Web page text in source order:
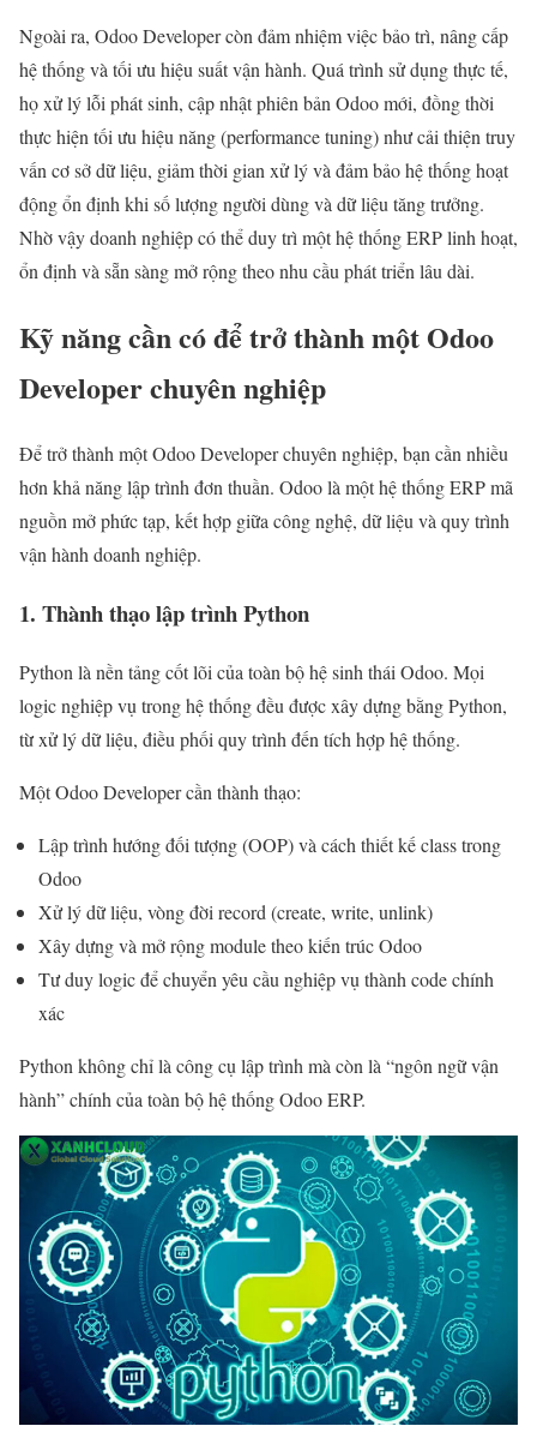
Ngoài ra, Odoo Developer còn đảm nhiệm việc bảo trì, nâng cấp
hệ thống và tối ưu hiệu suất vận hành. Quá trình sử dụng thực tế,
họ xử lý lỗi phát sinh, cập nhật phiên bản Odoo mới, đồng thời
thực hiện tối ưu hiệu năng (performance tuning) như cải thiện truy
vấn cơ sở dữ liệu, giảm thời gian xử lý và đảm bảo hệ thống hoạt
động ổn định khi số lượng người dùng và dữ liệu tăng trưởng.
Nhờ vậy doanh nghiệp có thể duy trì một hệ thống ERP linh hoạt,
ổn định và sẵn sàng mở rộng theo nhu cầu phát triển lâu dài.
Kỹ năng cần có để trở thành một Odoo
Developer chuyên nghiệp
Để trở thành một Odoo Developer chuyên nghiệp, bạn cần nhiều
hơn khả năng lập trình đơn thuần. Odoo là một hệ thống ERP mã
nguồn mở phức tạp, kết hợp giữa công nghệ, dữ liệu và quy trình
vận hành doanh nghiệp.
1. Thành thạo lập trình Python
Python là nền tảng cốt lõi của toàn bộ hệ sinh thái Odoo. Mọi
logic nghiệp vụ trong hệ thống đều được xây dựng bằng Python,
từ xử lý dữ liệu, điều phối quy trình đến tích hợp hệ thống.
Một Odoo Developer cần thành thạo:
Lập trình hướng đối tượng (OOP) và cách thiết kế class trong
Odoo
Xử lý dữ liệu, vòng đời record (create, write, unlink)
Xây dựng và mở rộng module theo kiến trúc Odoo
Tư duy logic để chuyển yêu cầu nghiệp vụ thành code chính
xác
Python không chỉ là công cụ lập trình mà còn là “ngôn ngữ vận
hành” chính của toàn bộ hệ thống Odoo ERP.